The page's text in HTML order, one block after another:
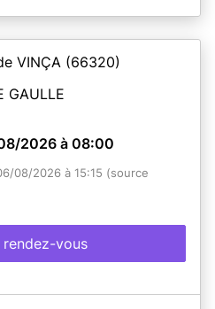
VINÇA (66320)
GAULLE
2026 à 08:00
08/2026 à 15:15 (source
rendez-vous